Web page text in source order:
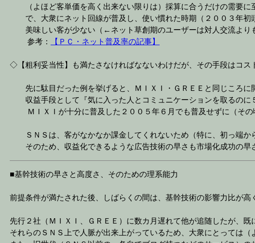
（よほど客単価を高く出来ない限りは）採算に合うだけの需要に
で、大衆にネット回線が普及し、使い慣れた時期（２００３年初
美味しい客が少ない（←ネット草創期のユーザーは対人交流より
参考：
【ＰＣ・ネット普及率の記事】
◇【粗利妥当性】も満たさなければなないわけだが、その手段はコス
先に駄目だった例を挙げると、ＭＩＸＩ・ＧＲＥＥと同じころに
収益手段として『気に入った人とコミュニケーションを取るのに
ＭＩＸＩが十分に普及した２００５年６月でも普及せずに（その
ＳＮＳは、客がなかなか課金してくれないため（特に、初っ端か
そのため、収益化できるような広告技術の早さも市場化成功の早
■基幹技術の早さと高度さ、そのための理系能力
前提条件が満たされた後、しばらくの間は、基幹技術の影響力比が
先行２社（ＭＩＸＩ、ＧＲＥＥ）に数カ月遅れて他が追随したが、既
それらのＳＮＳ上で人脈が出来上がっているため、大衆にとっては